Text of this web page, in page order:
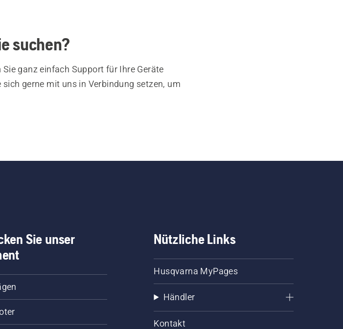
suchen?
ganz einfach Support für Ihre Geräte
gerne mit uns in Verbindung setzen, um
Sie unser
Nützliche Links
Husqvarna MyPages
Händler
Kontakt